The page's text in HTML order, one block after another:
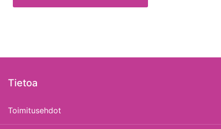
Tietoa
Toimitusehdot